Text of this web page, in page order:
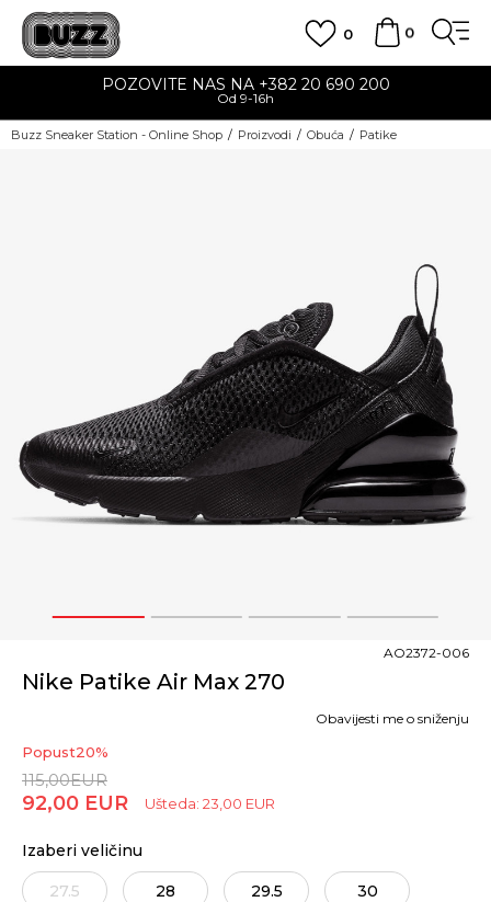
0
0
POZOVITE NAS NA +382 20 690 200
Od 9-16h
Buzz Sneaker Station - Online Shop Proizvodi Obuća Patike
1 2 3 4
Nike Patike Air Max 270
AO2372-006
Popust20%
115,00EUR
92,00 EUR Ušteda: 23,00 EUR
Obavijesti me o sniženju
Izaberi veličinu
27.5 28 29.5 30